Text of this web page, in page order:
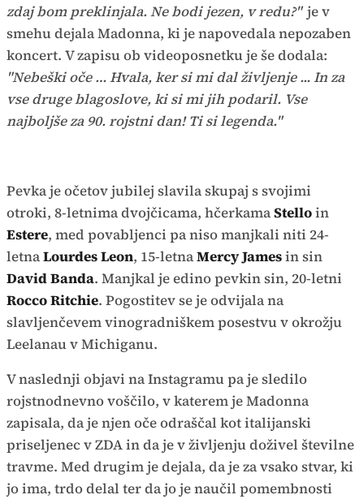
zdaj bom preklinjala. Ne bodi jezen, v redu?" je v
smehu dejala Madonna, ki je napovedala nepozaben
koncert. V zapisu ob videoposnetku je še dodala:
"Nebeški oče … Hvala, ker si mi dal življenje ... In za
vse druge blagoslove, ki si mi jih podaril. Vse
najboljše za 90. rojstni dan! Ti si legenda."
Pevka je očetov jubilej slavila skupaj s svojimi
otroki, 8-letnima dvojčicama, hčerkamaStelloin
Estere, med povabljenci pa niso manjkali niti 24-
letnaLourdes Leon, 15-letnaMercy Jamesin sin
David Banda. Manjkal je edino pevkin sin, 20-letni
Rocco Ritchie. Pogostitev se je odvijala na
slavljenčevem vinogradniškem posestvu v okrožju
Leelanau v Michiganu.
V naslednji objavi na Instagramu pa je sledilo
rojstnodnevno voščilo, v katerem je Madonna
zapisala, da je njen oče odraščal kot italijanski
priseljenec v ZDA in da je v življenju doživel številne
travme. Med drugim je dejala, da je za vsako stvar, ki
jo ima, trdo delal ter da jo je naučil pomembnosti